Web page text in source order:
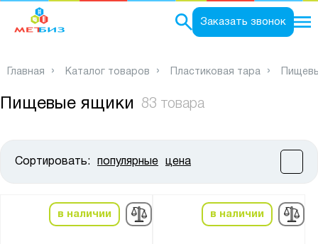
Заказать звонок
Главная Каталог товаров Пластиковая тара
Пищевые ящики 83 товара
Сортировать: популярные цена
в наличии в наличии